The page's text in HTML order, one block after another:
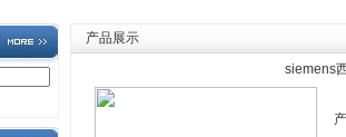
产品展示
siemens